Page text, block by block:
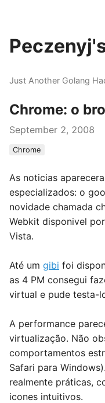
Just Another Golang
Chrome: o
September 2, 2008
Chrome
As noticias
especializados: o
novidade chamada
Webkit disponivel
Vista.
Até um gibi foi
as 4 PM consegui
virtual e pude testa-
A performance
virtualização. Não
comportamentos
Safari para
realmente práticas,
icones intuitivos.